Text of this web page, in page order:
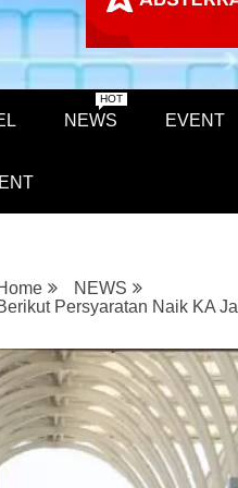
NEWS
HOT
EVENT
NEWS
Persyaratan Naik KA